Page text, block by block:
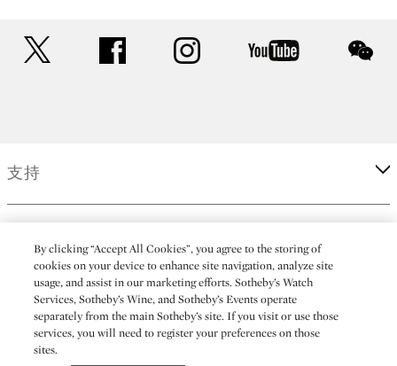
facebook instagram youtube
支持
更多
By clicking “Accept All Cookies”, you agree to the storing of
cookies on your device to enhance site navigation, analyze site
usage, and assist in our marketing efforts. Sotheby’s Watch
Services, Sotheby’s Wine, and Sotheby’s Events operate
separately from the main Sotheby’s site. If you visit or use those
services, you will need to register your preferences on those
sites.